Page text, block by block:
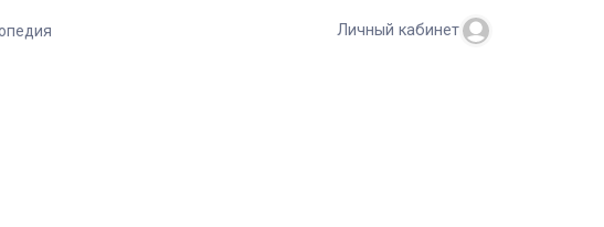
Личный кабинет